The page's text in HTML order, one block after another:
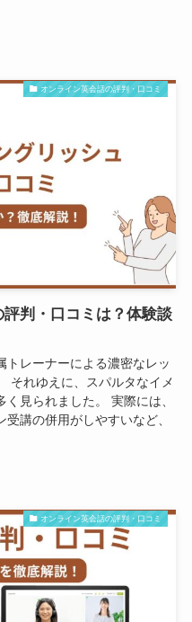
オンライン英会話の評判・口コミ
判・口コミは？体験談
トレーナーによる濃密なレッ
それゆえに、スパルタなイメ
見られました。 実際には、
講の併用がしやすいなど、
オンライン英会話の評判・口コミ